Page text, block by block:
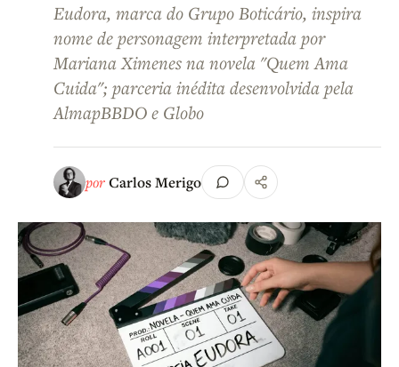
Eudora, marca do Grupo Boticário, inspira
nome de personagem interpretada por
Mariana Ximenes na novela "Quem Ama
Cuida"; parceria inédita desenvolvida pela
AlmapBBDO e Globo
porCarlos Merigo